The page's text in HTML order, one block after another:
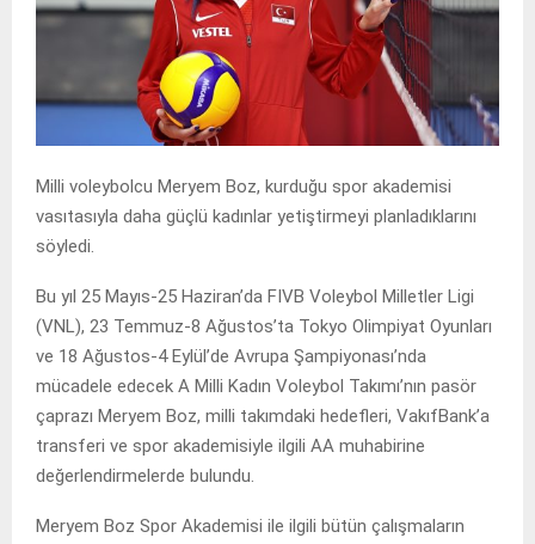
Milli voleybolcu Meryem Boz, kurduğu spor akademisi
vasıtasıyla daha güçlü kadınlar yetiştirmeyi planladıklarını
söyledi.
Bu yıl 25 Mayıs-25 Haziran’da FIVB Voleybol Milletler Ligi
(VNL), 23 Temmuz-8 Ağustos’ta Tokyo Olimpiyat Oyunları
ve 18 Ağustos-4 Eylül’de Avrupa Şampiyonası’nda
mücadele edecek A Milli Kadın Voleybol Takımı’nın pasör
çaprazı Meryem Boz, milli takımdaki hedefleri, VakıfBank’a
transferi ve spor akademisiyle ilgili AA muhabirine
değerlendirmelerde bulundu.
Meryem Boz Spor Akademisi ile ilgili bütün çalışmaların